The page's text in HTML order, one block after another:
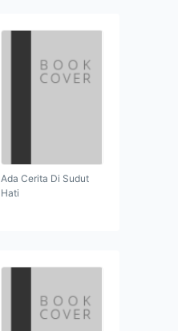
Ada Cerita Di Sudut
Hati